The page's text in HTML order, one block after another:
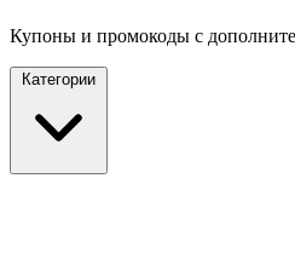
Купоны и промокоды с
Категории